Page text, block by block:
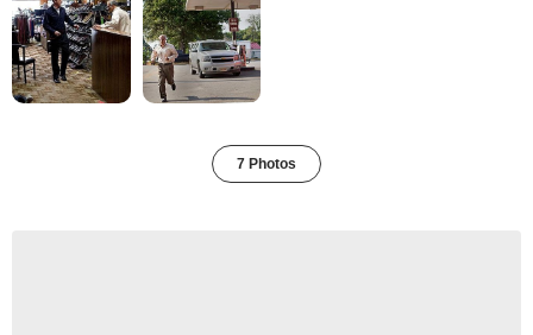
7 Photos